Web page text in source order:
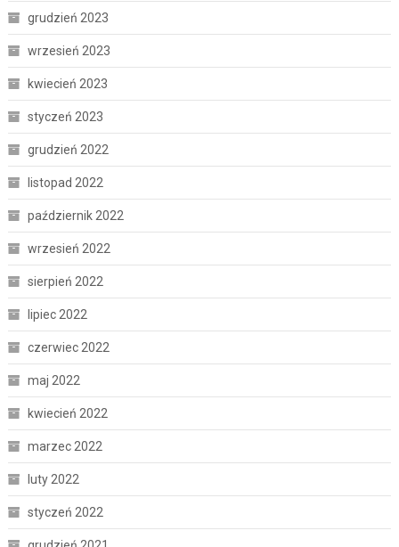
grudzień 2023
wrzesień 2023
kwiecień 2023
styczeń 2023
grudzień 2022
listopad 2022
październik 2022
wrzesień 2022
sierpień 2022
lipiec 2022
czerwiec 2022
maj 2022
kwiecień 2022
marzec 2022
luty 2022
styczeń 2022